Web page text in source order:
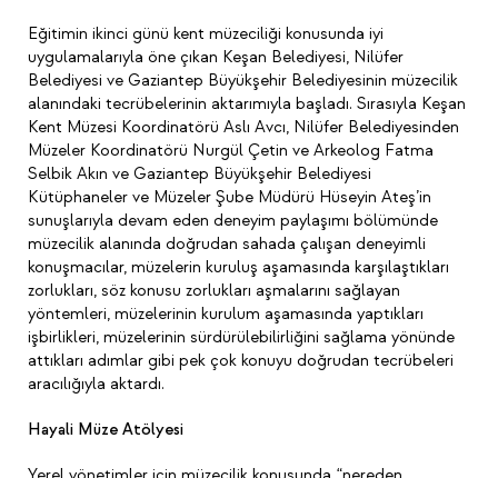
Eğitimin ikinci günü kent müzeciliği konusunda iyi
uygulamalarıyla öne çıkan Keşan Belediyesi, Nilüfer
Belediyesi ve Gaziantep Büyükşehir Belediyesinin müzecilik
alanındaki tecrübelerinin aktarımıyla başladı. Sırasıyla Keşan
Kent Müzesi Koordinatörü Aslı Avcı, Nilüfer Belediyesinden
Müzeler Koordinatörü Nurgül Çetin ve Arkeolog Fatma
Selbik Akın ve Gaziantep Büyükşehir Belediyesi
Kütüphaneler ve Müzeler Şube Müdürü Hüseyin Ateş’in
sunuşlarıyla devam eden deneyim paylaşımı bölümünde
müzecilik alanında doğrudan sahada çalışan deneyimli
konuşmacılar, müzelerin kuruluş aşamasında karşılaştıkları
zorlukları, söz konusu zorlukları aşmalarını sağlayan
yöntemleri, müzelerinin kurulum aşamasında yaptıkları
işbirlikleri, müzelerinin sürdürülebilirliğini sağlama yönünde
attıkları adımlar gibi pek çok konuyu doğrudan tecrübeleri
aracılığıyla aktardı.
Hayali Müze Atölyesi